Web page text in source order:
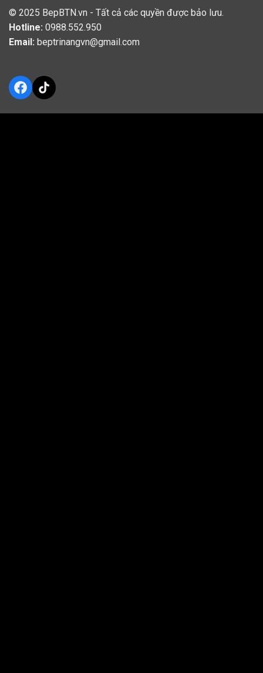
© 2025 BepBTN.vn - Tất cả các quyền được bảo lưu.
Hotline: 0988.552.950
Email: beptrinangvn@gmail.com
Facebook
TikTok